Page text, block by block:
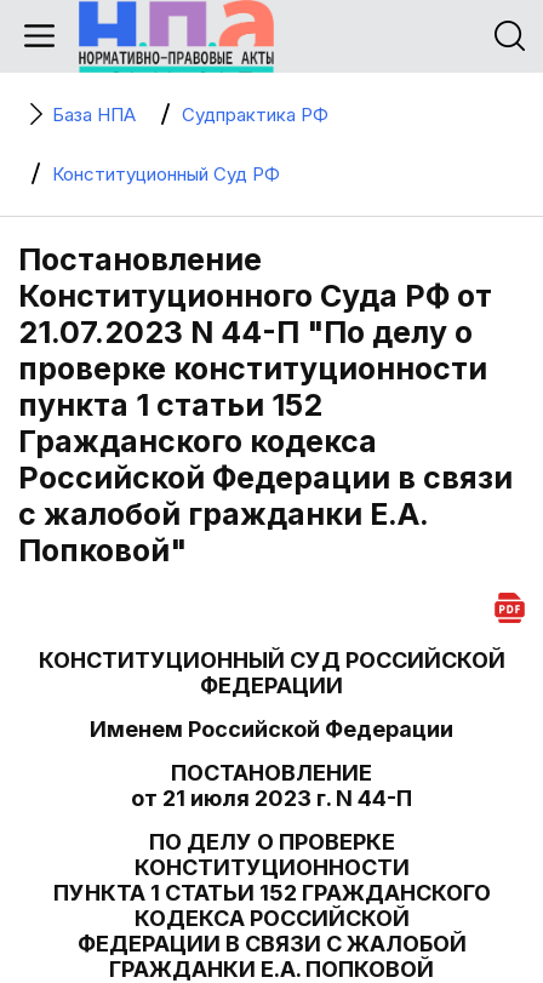
База НПА Судпрактика РФ
Конституционный Суд РФ
Постановление
Конституционного Суда РФ от
21.07.2023 N 44-П "По делу о
проверке конституционности
пункта 1 статьи 152
Гражданского кодекса
Российской Федерации в связи
с жалобой гражданки Е.А.
Попковой"
КОНСТИТУЦИОННЫЙ СУД РОССИЙСКОЙ
ФЕДЕРАЦИИ
Именем Российской Федерации
ПОСТАНОВЛЕНИЕ
от 21 июля 2023 г. N 44-П
ПО ДЕЛУ О ПРОВЕРКЕ
КОНСТИТУЦИОННОСТИ
ПУНКТА 1 СТАТЬИ 152 ГРАЖДАНСКОГО
КОДЕКСА РОССИЙСКОЙ
ФЕДЕРАЦИИ В СВЯЗИ С ЖАЛОБОЙ
ГРАЖДАНКИ Е.А. ПОПКОВОЙ